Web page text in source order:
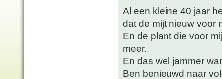
Al een kleine 40 jaar
dat de mijt nieuw voor
En de plant die voor
meer.
En das wel jammer
Ben benieuwd naar